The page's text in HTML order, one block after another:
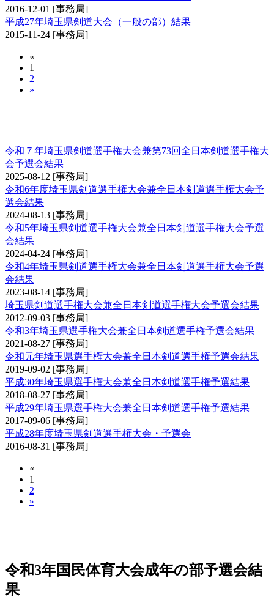
2016-12-01 [事務局]
平成27年埼玉県剣道大会（一般の部）結果
2015-11-24 [事務局]
«
1
2
»
令和７年埼玉県剣道選手権大会兼第73回全日本剣道選手権大
会予選会結果
2025-08-12 [事務局]
令和6年度埼玉県剣道選手権大会兼全日本剣道選手権大会予
選会結果
2024-08-13 [事務局]
令和5年埼玉県剣道選手権大会兼全日本剣道選手権大会予選
会結果
2024-04-24 [事務局]
令和4年埼玉県剣道選手権大会兼全日本剣道選手権大会予選
会結果
2023-08-14 [事務局]
埼玉県剣道選手権大会兼全日本剣道選手権大会予選会結果
2012-09-03 [事務局]
令和3年埼玉県選手権大会兼全日本剣道選手権予選会結果
2021-08-27 [事務局]
令和元年埼玉県選手権大会兼全日本剣道選手権予選会結果
2019-09-02 [事務局]
平成30年埼玉県選手権大会兼全日本剣道選手権予選結果
2018-08-27 [事務局]
平成29年埼玉県選手権大会兼全日本剣道選手権予選結果
2017-09-06 [事務局]
平成28年度埼玉県剣道選手権大会・予選会
2016-08-31 [事務局]
«
1
2
»
令和3年国民体育大会成年の部予選会結
果